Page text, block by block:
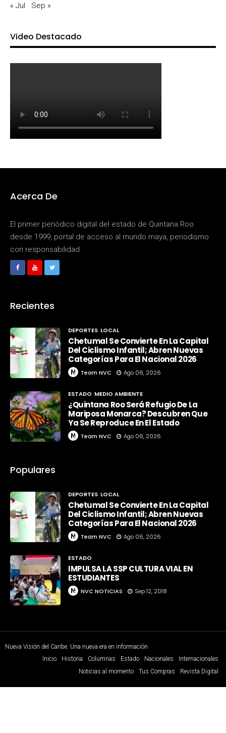
« Jul Sep »
Video Destacado
Acerca De
El primer periódico digital del estado de Quintana Roo
desde 1999, portal de acceso al mundo maya, periodismo
con responsabilidad.
Recientes
DEPORTES LOCAL
Chetumal Se Convierte En La Capital
Del Ciclismo Infantil; Abren Nuevas
Categorías Para El Nacional 2026
Team NVC Ago 06, 2026
ESTADO MEDIO AMBIENTE
¿Quintana Roo Será Refugio De La
Mariposa Monarca? Descubren Que
Ya Se Reproduce En El Estado
Team NVC Ago 06, 2026
Populares
DEPORTES LOCAL
Chetumal Se Convierte En La Capital
Del Ciclismo Infantil; Abren Nuevas
Categorías Para El Nacional 2026
Team NVC Ago 06, 2026
ESTADO
IMPULSA LA SSP CULTURA VIAL EN
ESTUDIANTES
NVC NOTICIAS Sep 12, 2018
Nueva Visión del Caribe. Una nueva era en información
Inicio
Historia Columnas Estado Nacionales
Internacionales
Noticias al momento
Tus Compras Revista Digital